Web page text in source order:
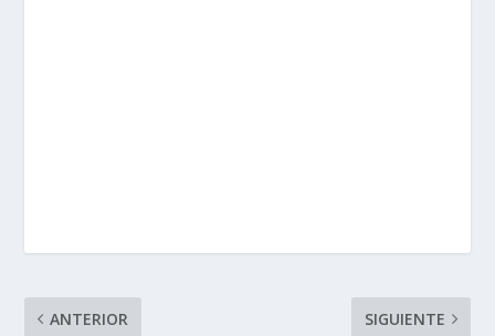
ANTERIOR SIGUIENTE